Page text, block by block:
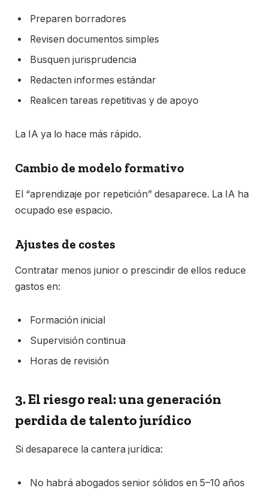
Preparen borradores
Revisen documentos simples
Busquen jurisprudencia
Redacten informes estándar
Realicen tareas repetitivas y de apoyo
La IA ya lo hace más rápido.
Cambio de modelo formativo
El “aprendizaje por repetición” desaparece. La IA ha
ocupado ese espacio.
Ajustes de costes
Contratar menos junior o prescindir de ellos reduce
gastos en:
Formación inicial
Supervisión continua
Horas de revisión
3. El riesgo real: una generación
perdida de talento jurídico
Si desaparece la cantera jurídica:
No habrá abogados senior sólidos en 5–10 años